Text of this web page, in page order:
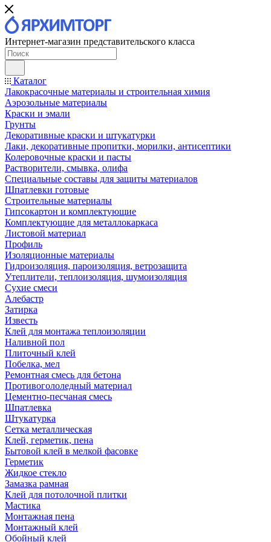
Интернет-магазин представительского класса
Каталог
Лакокрасочные материалы и строительная химия
Аэрозольные материалы
Краски и эмали
Грунты
Декоративные краски и штукатурки
Лаки, декоративные пропитки, морилки, антисептики
Колеровочные краски и пасты
Растворители, смывка, олифа
Специальные составы для защиты материалов
Шпатлевки готовые
Строительные материалы
Гипсокартон и комплектующие
Комплектующие для металлокаркаса
Листовой материал
Профиль
Изоляционные материалы
Гидроизоляция, пароизоляция, ветрозащита
Утеплители, теплоизоляция, шумоизоляция
Сухие смеси
Алебастр
Затирка
Известь
Клей для монтажа теплоизоляции
Наливной пол
Плиточный клей
Побелка, мел
Ремонтная смесь для бетона
Противогололедный материал
Цементно-песчаная смесь
Шпатлевка
Штукатурка
Сетка металлическая
Клей, герметик, пена
Бытовой клей в мелкой фасовке
Герметик
Жидкое стекло
Замазка рамная
Клей для потолочной плитки
Мастика
Монтажная пена
Монтажный клей
Обойный клей